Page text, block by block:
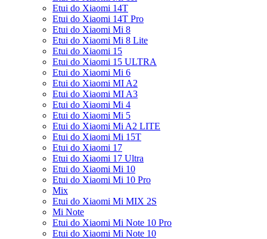
Etui do Xiaomi 14T
Etui do Xiaomi 14T Pro
Etui do Xiaomi Mi 8
Etui do Xiaomi Mi 8 Lite
Etui do Xiaomi 15
Etui do Xiaomi 15 ULTRA
Etui do Xiaomi Mi 6
Etui do Xiaomi MI A2
Etui do Xiaomi MI A3
Etui do Xiaomi Mi 4
Etui do Xiaomi Mi 5
Etui do Xiaomi Mi A2 LITE
Etui do Xiaomi Mi 15T
Etui do Xiaomi 17
Etui do Xiaomi 17 Ultra
Etui do Xiaomi Mi 10
Etui do Xiaomi Mi 10 Pro
Mix
Etui do Xiaomi Mi MIX 2S
Mi Note
Etui do Xiaomi Mi Note 10 Pro
Etui do Xiaomi Mi Note 10